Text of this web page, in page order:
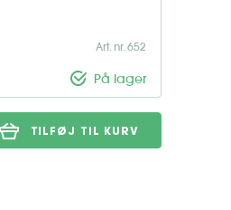
Art. nr. 652
På lager
TILFØJ TIL KURV